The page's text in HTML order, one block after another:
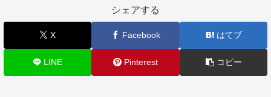
シェアする
X Facebook はてブ
LINE Pinterest コピー